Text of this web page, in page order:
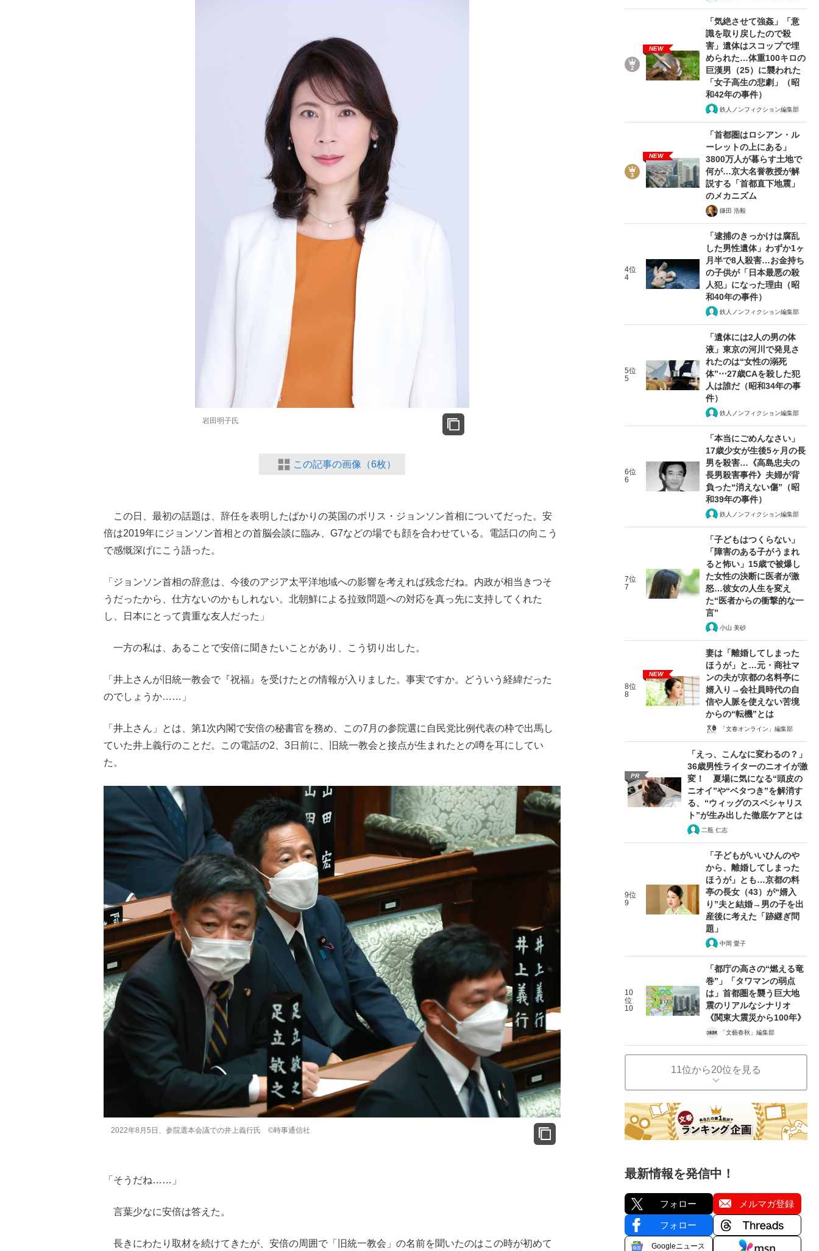
岩田明子氏
この記事の画像（6枚）
この日、最初の話題は、辞任を表明したばかりの英国のボリス・ジョンソン首相についてだった。安
倍は2019年にジョンソン首相との首脳会談に臨み、G7などの場でも顔を合わせている。電話口の向こう
で感慨深げにこう語った。
「ジョンソン首相の辞意は、今後のアジア太平洋地域への影響を考えれば残念だね。内政が相当きつそ
うだったから、仕方ないのかもしれない。北朝鮮による拉致問題への対応を真っ先に支持してくれた
し、日本にとって貴重な友人だった」
一方の私は、あることで安倍に聞きたいことがあり、こう切り出した。
「井上さんが旧統一教会で『祝福』を受けたとの情報が入りました。事実ですか。どういう経緯だった
のでしょうか……」
「井上さん」とは、第1次内閣で安倍の秘書官を務め、この7月の参院選に自民党比例代表の枠で出馬し
ていた井上義行のことだ。この電話の2、3日前に、旧統一教会と接点が生まれたとの噂を耳にしてい
た。
2022年8月5日、参院選本会議での井上義行氏 ©時事通信社
「そうだね……」
言葉少なに安倍は答えた。
長きにわたり取材を続けてきたが、安倍の周囲で「旧統一教会」の名前を聞いたのはこの時が初めて
NEW
「気絶させて強姦」「意
識を取り戻したので殺
害」遺体はスコップで埋
められた…体重100キロの
巨漢男（25）に襲われた
「女子高生の悲劇」（昭
和42年の事件）
鉄人ノンフィクション編集部
NEW
「首都圏はロシアン・ル
ーレットの上にある」
3800万人が暮らす土地で
何が…京大名誉教授が解
説する「首都直下地震」
のメカニズム
鎌田 浩毅
4位
4
「逮捕のきっかけは腐乱
した男性遺体」わずか1ヶ
月半で8人殺害…お金持ち
の子供が「日本最悪の殺
人犯」になった理由（昭
和40年の事件）
鉄人ノンフィクション編集部
5位
5
「遺体には2人の男の体
液」東京の河川で発見さ
れたのは“女性の溺死
体”⋯27歳CAを殺した犯
人は誰だ（昭和34年の事
件）
鉄人ノンフィクション編集部
6位
6
「本当にごめんなさい」
17歳少女が生後5ヶ月の長
男を殺害…《高島忠夫の
長男殺害事件》夫婦が背
負った“消えない傷”（昭
和39年の事件）
鉄人ノンフィクション編集部
7位
7
「子どもはつくらない」
「障害のある子がうまれ
ると怖い」15歳で被爆し
た女性の決断に医者が激
怒…彼女の人生を変え
た“医者からの衝撃的な一
言”
小山 美砂
8位
8
NEW
妻は「離婚してしまった
ほうが」と…元・商社マ
ンの夫が京都の名料亭に
婿入り→会社員時代の自
信や人脈を使えない苦境
からの“転機”とは
「文春オンライン」編集部
PR
「えっ、こんなに変わるの？」
36歳男性ライターのニオイが激
変！ 夏場に気になる“頭皮の
ニオイ”や“ベタつき”を解消す
る、“ウィッグのスペシャリス
ト”が生み出した徹底ケアとは
二瓶 仁志
9位
9
「子どもがいいひんのや
から、離婚してしまった
ほうが」とも…京都の料
亭の長女（43）が“婿入
り”夫と結婚→男の子を出
産後に考えた「跡継ぎ問
題」
中岡 愛子
10
位
10
「都庁の高さの“燃える竜
巻”」「タワマンの弱点
は」首都圏を襲う巨大地
震のリアルなシナリオ
《関東大震災から100年》
「文藝春秋」編集部
11位から20位を見る
最新情報を発信中！
フォロー メルマガ登録
フォロー
Googleニュース